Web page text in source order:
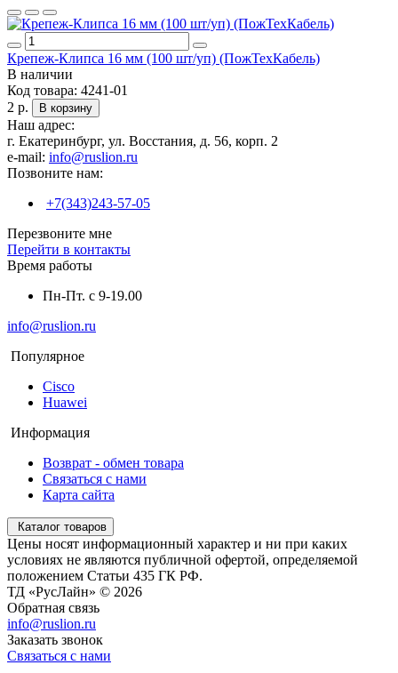
Крепеж-Клипса 16 мм (100 шт/уп) (ПожТехКабель)
В наличии
Код товара: 4241-01
2 р.
В корзину
Наш адрес:
г. Екатеринбург, ул. Восстания, д. 56, корп. 2
e-mail: info@ruslion.ru
Позвоните нам:
+7(343)243-57-05
Перезвоните мне
Перейти в контакты
Время работы
Пн-Пт. с 9-19.00
info@ruslion.ru
Популярное
Cisco
Huawei
Информация
Возврат - обмен товара
Связаться с нами
Карта сайта
Каталог товаров
Цены носят информационный характер и ни при каких
условиях не являются публичной офертой, определяемой
положением Статьи 435 ГК РФ.
ТД «РусЛайн» © 2026
Обратная связь
info@ruslion.ru
Заказать звонок
Связаться с нами